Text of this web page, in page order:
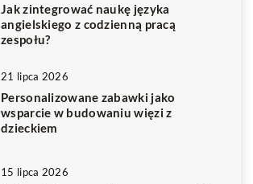
Jak zintegrować naukę języka
angielskiego z codzienną pracą
zespołu?
21 lipca 2026
Personalizowane zabawki jako
wsparcie w budowaniu więzi z
dzieckiem
15 lipca 2026